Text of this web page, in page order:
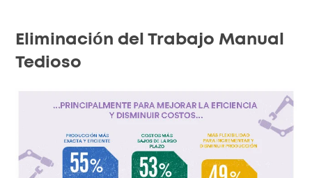
Eliminación del Trabajo Manual
Tedioso